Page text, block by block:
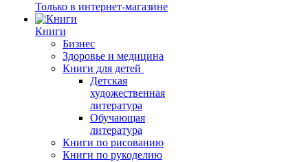
Только в интернет-магазине
Книги
Бизнес
Здоровье и медицина
Книги для детей
Детская
художественная
литература
Обучающая
литература
Книги по рисованию
Книги по рукоделию